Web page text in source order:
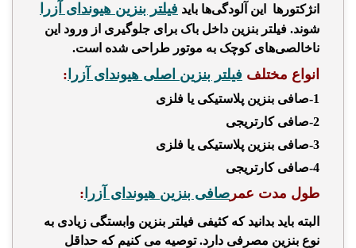
انژکتورها این آلودگی‌ها باید فیلتر بنزین هیوندای آزرا
شوند. فیلتر بنزین داخل باک برای جلوگیری از ورود این
ناخالصی‌های کوچک به موتور طراحی شده است.
انواع مختلف فیلتر بنزین اصلی هیوندای آزرا :
1-صافی بنزین پلاستیکی یا فلزی
2-صافی کارتریجی
3-صافی بنزین پلاستیکی یا فلزی
4-صافی کارتریجی
طول مدت عمر صافی بنزین هیوندای آزرا :
البته باید بدانید که کثیفی فیلتر بنزین وابستگی زیادی به
نوع بنزین مصرفی دارد. توصیه می کنیم که حداقل